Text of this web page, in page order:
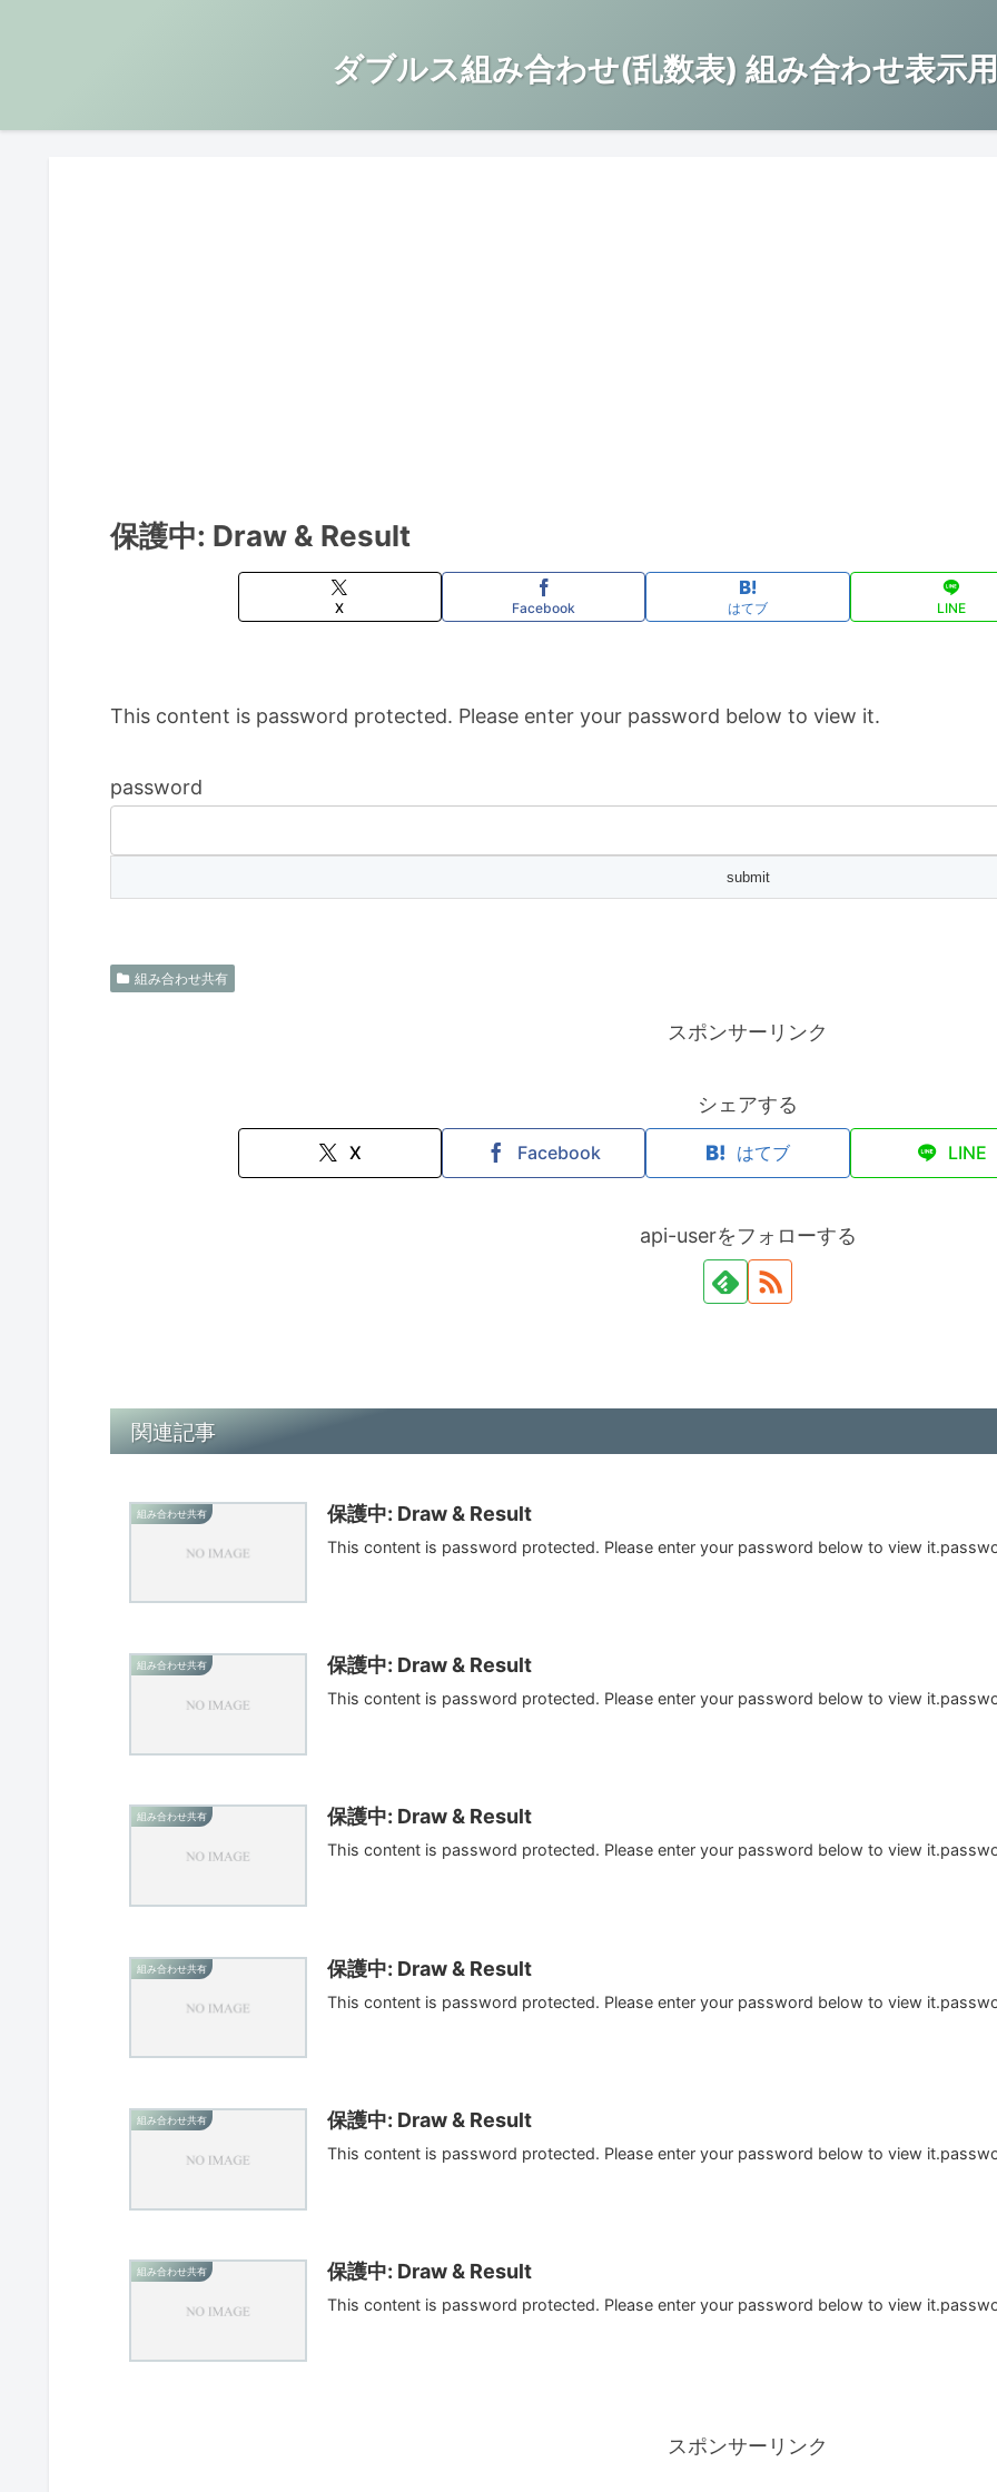
ダブルス組み合わせ(乱数表) 組み合わせ表示
保護中: Draw & Result
X Facebook はてブ LINE
This content is password protected. Please enter your password below to view it.
password
組み合わせ共有
スポンサーリンク
シェアする
X Facebook はてブ LINE
api-userをフォローする
関連記事
組み合わせ共有 保護中: Draw & Result
This content is password protected. Please enter your password below to view
組み合わせ共有 保護中: Draw & Result
This content is password protected. Please enter your password below to view
組み合わせ共有 保護中: Draw & Result
This content is password protected. Please enter your password below to view
組み合わせ共有 保護中: Draw & Result
This content is password protected. Please enter your password below to view
組み合わせ共有 保護中: Draw & Result
This content is password protected. Please enter your password below to view
組み合わせ共有 保護中: Draw & Result
This content is password protected. Please enter your password below to view
スポンサーリンク